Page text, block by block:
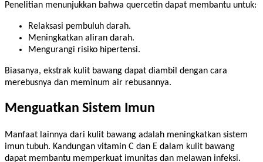
Penelitian menunjukkan bahwa quercetin dapat membantu untuk:
Relaksasi pembuluh darah.
Meningkatkan aliran darah.
Mengurangi risiko hipertensi.
Biasanya, ekstrak kulit bawang dapat diambil dengan cara
merebusnya dan meminum air rebusannya.
Menguatkan Sistem Imun
Manfaat lainnya dari kulit bawang adalah meningkatkan sistem
imun tubuh. Kandungan vitamin C dan E dalam kulit bawang
dapat membantu memperkuat imunitas dan melawan infeksi.